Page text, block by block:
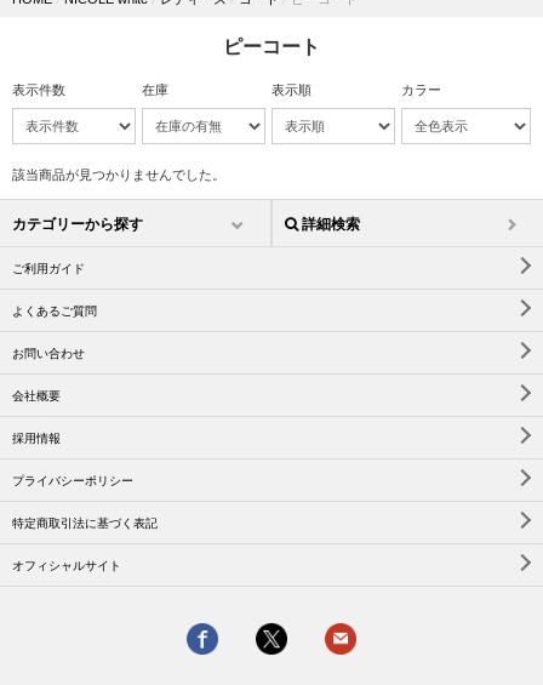
ピーコート
表示件数 在庫 表示順 カラー
該当商品が見つかりませんでした。
カテゴリーから探す 詳細検索
ご利用ガイド
よくあるご質問
お問い合わせ
会社概要
採用情報
プライバシーポリシー
特定商取引法に基づく表記
オフィシャルサイト